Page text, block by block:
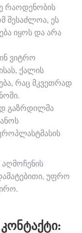
რაოდენობის
შესაძლოა, ეს
იყოს და არა
ინ ვიტრო
ქალის
რაც მკვეთრად
გაზრდილმა
აღმოჩენის
უფრო